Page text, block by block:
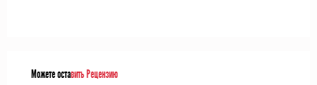
Можете оставить Рецензию